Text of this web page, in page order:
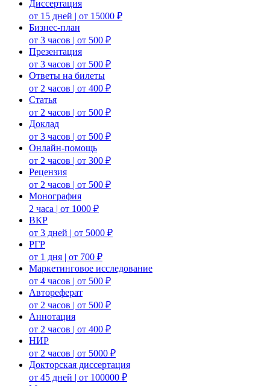
Диссертация
от 15 дней | от 15000 ₽
Бизнес-план
от 3 часов | от 500 ₽
Презентация
от 3 часов | от 500 ₽
Ответы на билеты
от 2 часов | от 400 ₽
Статья
от 2 часов | от 500 ₽
Доклад
от 3 часов | от 500 ₽
Онлайн-помощь
от 2 часов | от 300 ₽
Рецензия
от 2 часов | от 500 ₽
Монография
2 часа | от 1000 ₽
ВКР
от 3 дней | от 5000 ₽
РГР
от 1 дня | от 700 ₽
Маркетинговое исследование
от 4 часов | от 500 ₽
Автореферат
от 2 часов | от 500 ₽
Аннотация
от 2 часов | от 400 ₽
НИР
от 2 часов | от 5000 ₽
Докторская диссертация
от 45 дней | от 100000 ₽